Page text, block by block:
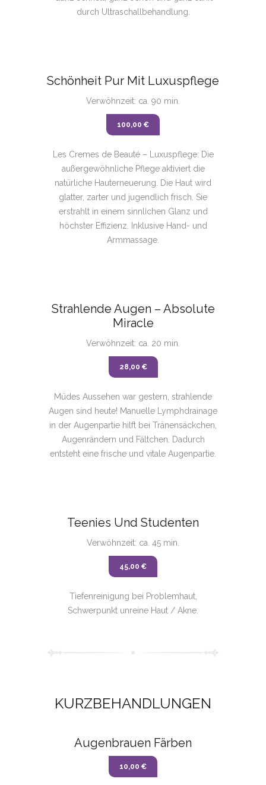
durch Ultraschallbehandlung.
Schönheit Pur Mit Luxuspflege
Verwöhnzeit: ca. 90 min.
100,00 €
Les Cremes de Beauté – Luxuspflege: Die
außergewöhnliche Pflege aktiviert die
natürliche Hauterneuerung. Die Haut wird
glatter, zarter und jugendlich frisch. Sie
erstrahlt in einem sinnlichen Glanz und
höchster Effizienz. Inklusive Hand- und
Armmassage.
Strahlende Augen – Absolute
Miracle
Verwöhnzeit: ca. 20 min.
28,00 €
Müdes Aussehen war gestern, strahlende
Augen sind heute! Manuelle Lymphdrainage
in der Augenpartie hilft bei Tränensäckchen,
Augenrändern und Fältchen. Dadurch
entsteht eine frische und vitale Augenpartie.
Teenies Und Studenten
Verwöhnzeit: ca. 45 min.
45,00 €
Tiefenreinigung bei Problemhaut,
Schwerpunkt unreine Haut / Akne.
KURZBEHANDLUNGEN
Augenbrauen Färben
10,00 €